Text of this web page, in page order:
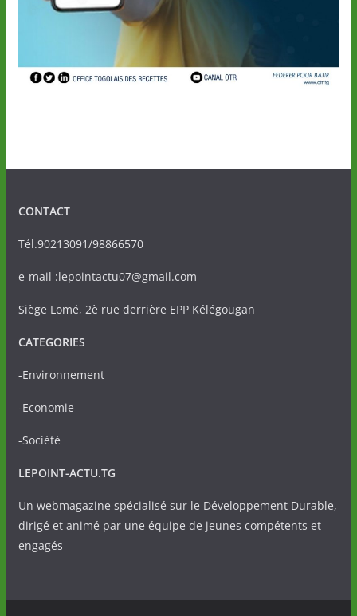
CONTACT
Tél.90213091/98866570
e-mail :lepointactu07@gmail.com
Siège Lomé, 2è rue derrière EPP Kélégougan
CATEGORIES
-Environnement
-Economie
-Société
LEPOINT-ACTU.TG
Un webmagazine spécialisé sur le Développement Durable,
dirigé et animé par une équipe de jeunes compétents et
engagés